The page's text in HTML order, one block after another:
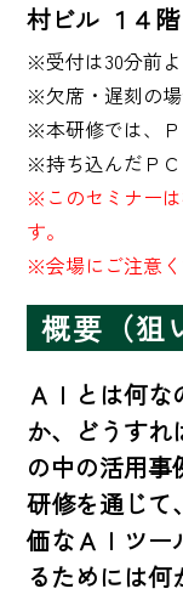
村ビル １４
※受付は30分前
※欠席・遅刻の
※本研修では、
※このセミナー
す。
※会場にご注意く
概要（狙
ＡＩとは何
か、どうすれ
の中の活用
研修を通じて
価なＡＩツー
るためには